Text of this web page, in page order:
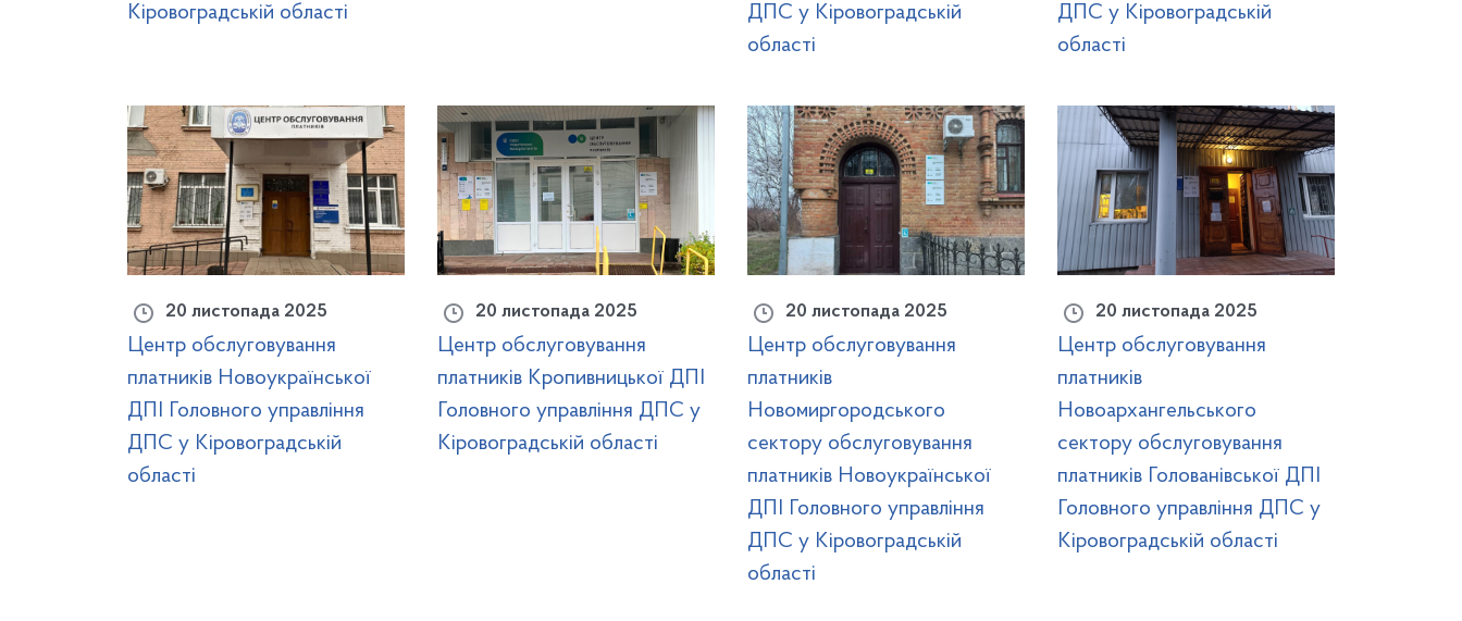
Кіровоградській області
ДПС у Кіровоградській
області
ДПС у Кіровоградській
області
20 листопада 2025
Центр обслуговування
платників Новоукраїнської
ДПІ Головного управління
ДПС у Кіровоградській
області
20 листопада 2025
Центр обслуговування
платників Кропивницької ДПІ
Головного управління ДПС у
Кіровоградській області
20 листопада 2025
Центр обслуговування
платників
Новомиргородського
сектору обслуговування
платників Новоукраїнської
ДПІ Головного управління
ДПС у Кіровоградській
області
20 листопада 2025
Центр обслуговування
платників
Новоархангельського
сектору обслуговування
платників Голованівської ДПІ
Головного управління ДПС у
Кіровоградській області